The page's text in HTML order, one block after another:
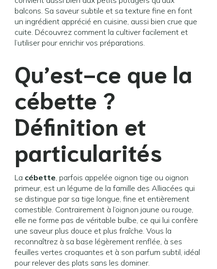
balcons. Sa saveur subtile et sa texture fine en font
un ingrédient apprécié en cuisine, aussi bien crue que
cuite. Découvrez comment la cultiver facilement et
l’utiliser pour enrichir vos préparations.
Qu’est-ce que la
cébette ?
Définition et
particularités
La cébette, parfois appelée oignon tige ou oignon
primeur, est un légume de la famille des Alliacées qui
se distingue par sa tige longue, fine et entièrement
comestible. Contrairement à l’oignon jaune ou rouge,
elle ne forme pas de véritable bulbe, ce qui lui confère
une saveur plus douce et plus fraîche. Vous la
reconnaîtrez à sa base légèrement renflée, à ses
feuilles vertes croquantes et à son parfum subtil, idéal
pour relever des plats sans les dominer.